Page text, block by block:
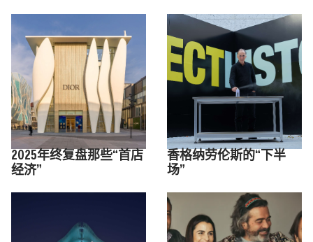
2025年终复盘那些“首店
经济”
香格纳劳伦斯的“下半
场”